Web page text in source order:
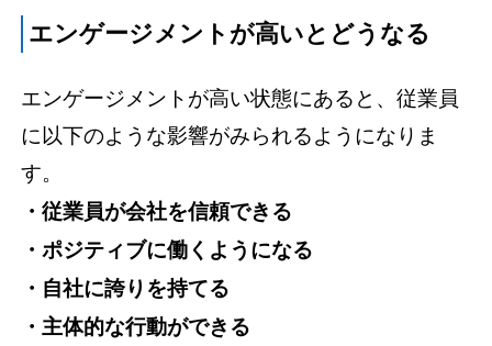
エンゲージメントが高いとどうなる
エンゲージメントが高い状態にあると、従業員
に以下のような影響がみられるようになりま
す。
・従業員が会社を信頼できる
・ポジティブに働くようになる
・自社に誇りを持てる
・主体的な行動ができる